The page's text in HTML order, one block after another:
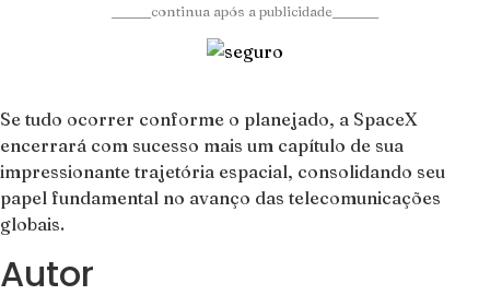
______continua após a publicidade_______
Se tudo ocorrer conforme o planejado, a SpaceX
encerrará com sucesso mais um capítulo de sua
impressionante trajetória espacial, consolidando seu
papel fundamental no avanço das telecomunicações
globais.
Autor